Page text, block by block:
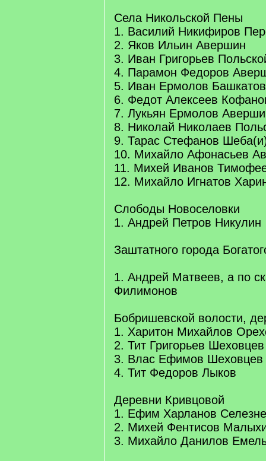
Села Никольской Пены
1. Василий Никифиров
2. Яков Ильин Авершин
3. Иван Григорьев
4. Парамон Федоров
5. Иван Ермолов Башкатов
6. Федот Алексеев
7. Лукьян Ермолов
8. Николай Николаев
9. Тарас Стефанов
10. Михайло Афонасьев
11. Михей Иванов
12. Михайло Игнатов
Слободы Новоселовки
1. Андрей Петров Никулин
Заштатного города
1. Андрей Матвеев, а по
Филимонов
Бобришевской волости,
1. Харитон Михайлов
2. Тит Григорьев Шеховцев
3. Влас Ефимов Шеховцев
4. Тит Федоров Лыков
Деревни Кривцовой
1. Ефим Харланов
2. Михей Фентисов
3. Михайло Данилов